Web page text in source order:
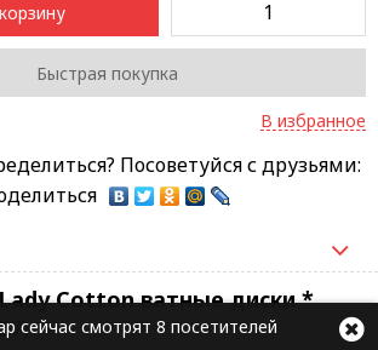
Быстрая покупка
В избранное
Посоветуйся с друзьями:
Cotton ватные диски *
сейчас смотрят 8 посетителей